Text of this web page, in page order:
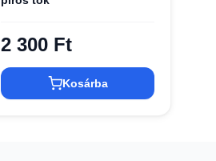
2 300 Ft
Kosárba